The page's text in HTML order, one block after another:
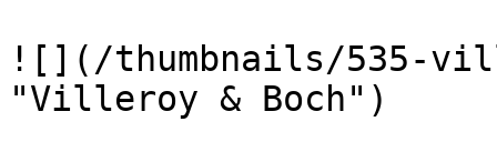
![](/thumbnails/535-
"Villeroy & Boch")